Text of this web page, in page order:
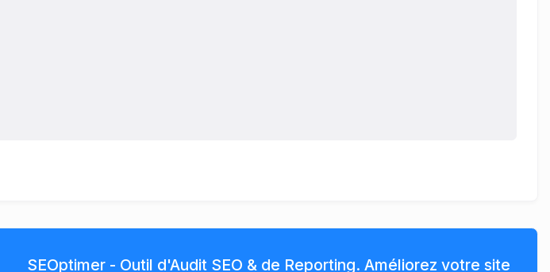
SEOptimer - Outil d'Audit SEO & de Reporting. Améliorez votre site